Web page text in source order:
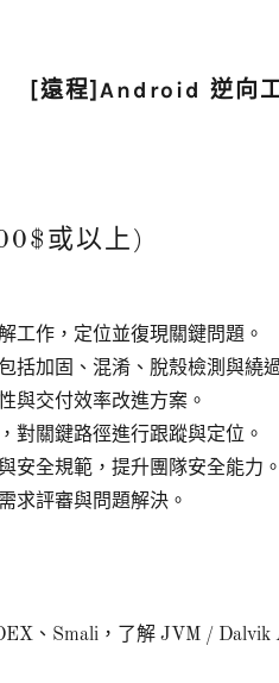
[遠程]Android 逆向
或以上)
工作，定位並復現關鍵問題。
括加固、混淆、脫殼檢測與繞
與交付效率改進方案。
對關鍵路徑進行跟蹤與定位。
安全規範，提升團隊安全能力。
求評審與問題解決。
、Smali，了解 JVM / Dalvik